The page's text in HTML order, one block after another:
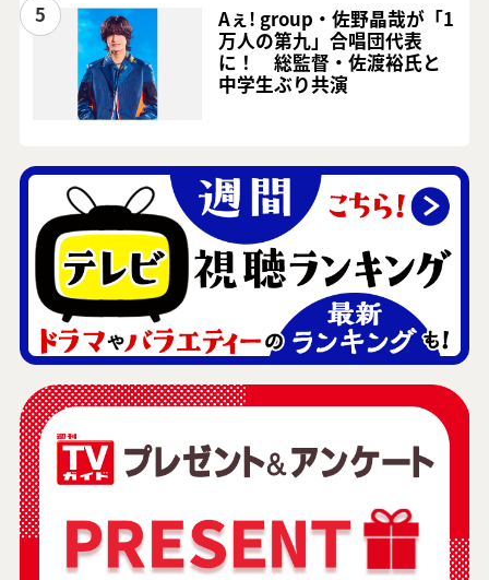
5
Aぇ! group・佐野晶哉が「1
万人の第九」合唱団代表
に！ 総監督・佐渡裕氏と
中学生ぶり共演